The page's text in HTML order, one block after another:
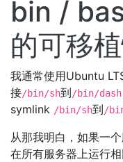
bin /
的可移
我通常使用Ubuntu
接/bin/sh到/bin/dash
symlink /bin/sh到/
从那我明白，如果一
在所有服务器上运行